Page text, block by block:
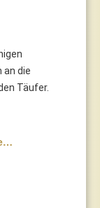
an die
Täufer.